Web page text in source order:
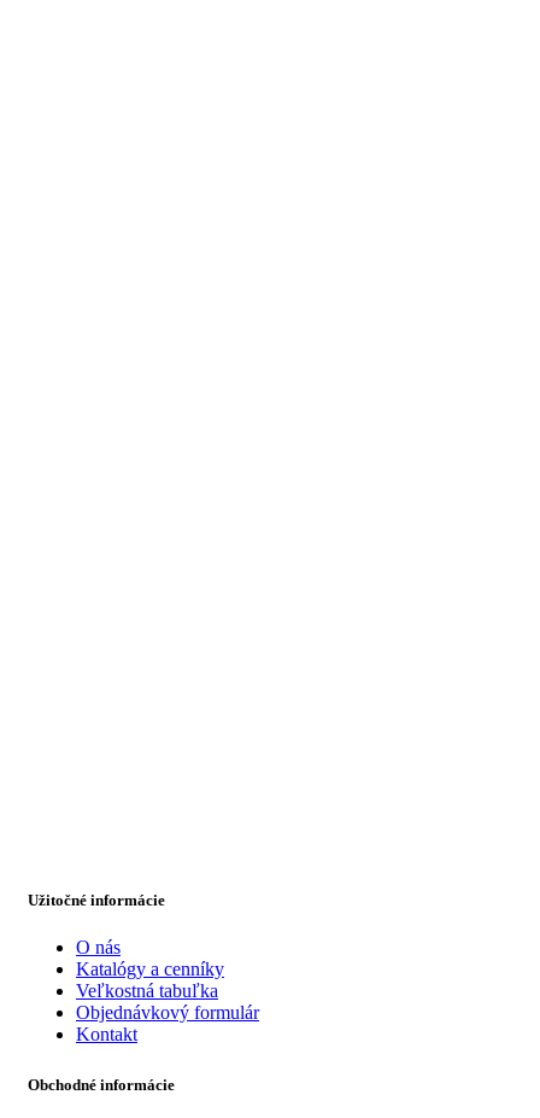
Užitočné informácie
O nás
Katalógy a cenníky
Veľkostná tabuľka
Objednávkový formulár
Kontakt
Obchodné informácie